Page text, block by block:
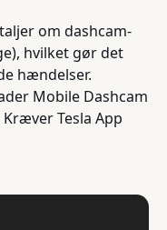
om dashcam-
hvilket gør det
hændelser.
Mobile Dashcam
Tesla App